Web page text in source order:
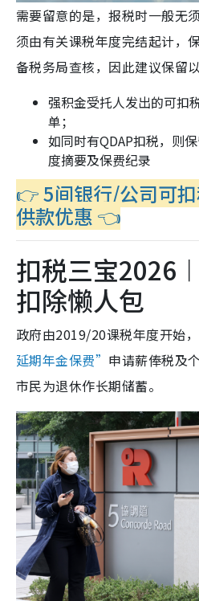
需要留意的是，报税时一般无
须由有关课税年度完结起计，
备税务局查核，因此建议保留
强积金受托人发出的可扣
单；
如同时有QDAP扣税，则
度摘要及保费纪录
👉 5间银行/公司可
供款优惠 👈
扣税三宝
扣除懒人包
政府由2019/20课税年度开始
延期年金保费” 申请薪俸税及
市民为退休作长期储蓄。